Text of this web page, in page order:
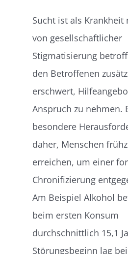
Sucht ist als Krankheit
von gesellschaftlicher
Stigmatisierung
den Betroffenen
erschwert,
Anspruch zu nehmen.
besondere
daher, Menschen
erreichen, um einer
Chronifizierung
Am Beispiel Alkohol
beim ersten Konsum
durchschnittlich 15,1
Störungsbeginn lag